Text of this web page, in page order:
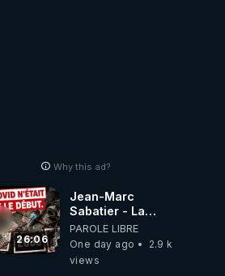
Why this ad?
26:06
Jean-Marc
Sabatier - La
Covid-19 n'a été
que le début -
L'ARNm &
PAROLE LIBRE
One day ago
2.9 k
views